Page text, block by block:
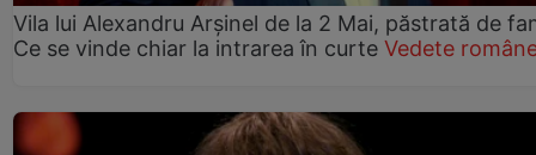
Vila lui Alexandru Arșinel de la 2 Mai, păstrată de
Ce se vinde chiar la intrarea în curte Vedete